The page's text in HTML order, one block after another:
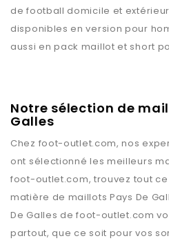
de football domicile et
disponibles en version pour
aussi en pack maillot et short
Notre sélection de
Galles
Chez foot-outlet.com, nos
ont sélectionné les meilleurs
foot-outlet.com, trouvez tout
matière de maillots Pays De
De Galles defoot-outlet.com
partout, que ce soit pour vos